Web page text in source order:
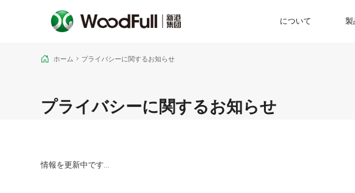
について
ホーム > プライバシーに関するお知らせ
プライバシーに関するお知らせ
情報を更新中です...